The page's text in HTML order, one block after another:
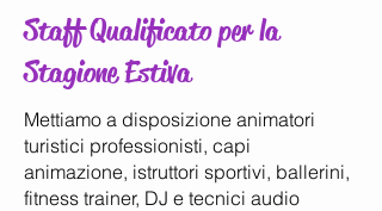
Staff Qualificato per la
Stagione Estiva
Mettiamo a disposizione animatori
turistici professionisti, capi
animazione, istruttori sportivi, ballerini,
fitness trainer, DJ e tecnici audio